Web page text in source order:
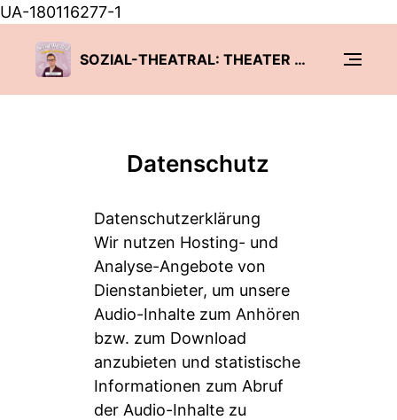
UA-180116277-1
SOZIAL-THEATRAL: THEATER TRIFFT PÄDAGOGIK
Datenschutz
Datenschutzerklärung
Wir nutzen Hosting- und
Analyse-Angebote von
Dienstanbieter, um unsere
Audio-Inhalte zum Anhören
bzw. zum Download
anzubieten und statistische
Informationen zum Abruf
der Audio-Inhalte zu